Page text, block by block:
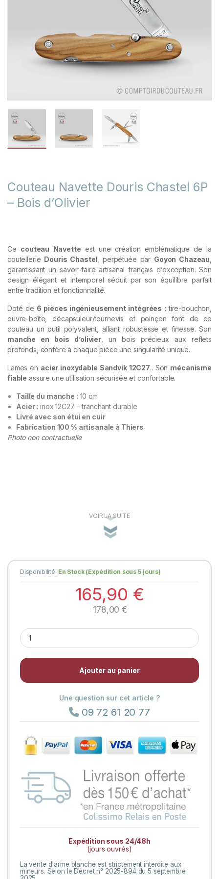
Couteau Navette Douris Chastel 6P
– Bois d’Olivier
Ce couteau Navette est une création emblématique de la
coutellerie Douris Chastel , perpétuée par Goyon Chazeau
garantissant un savoir-faire artisanal français d’exception. Son
design élégant et intemporel séduit par son équilibre parfait
entre tradition et fonctionnalité.
Doté de 6 pièces ingénieusement intégrées : tire-bouchon,
ouvre-boîte, décapsuleur/tournevis et poinçon font de ce
couteau un outil polyvalent, alliant robustesse et finesse. Son
manche en bois d’olivier, un bois précieux aux reflets
profonds, confère à chaque pièce une singularité unique.
Lames en acier inoxydable Sandvik 12C27.. Son mécanisme
fiable assure une utilisation sécurisée et confortable.
Taille du manche : 10 cm
Acier: inox 12C27 – tranchant durable
Livré avec son étui en cuir
Fabrication 100 % artisanale à Thiers
Photo non contractuelle
VOIR LA SUITE
Disponibilité: En Stock (Expédition sous 5 jours)
165,90 €
178,00€
Couteau Navette Douris Chastel 6P –
Ajouter au panier
Une question sur cet article ?
09 72 61 20 77
Expédition sous 24/48h
(jours ouvrés)
La vente d'arme blanche est strictement interdite aux
mineurs. Selon le Décret n° 2025-894 du 5 septembre